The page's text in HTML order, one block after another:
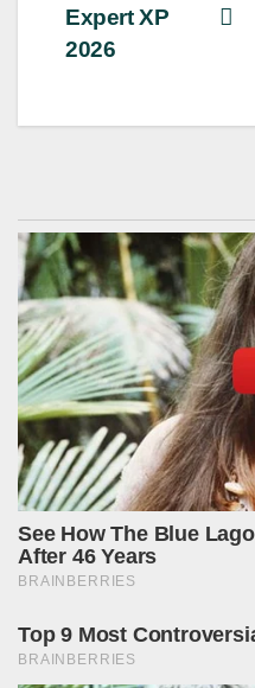
Expert XP
2026